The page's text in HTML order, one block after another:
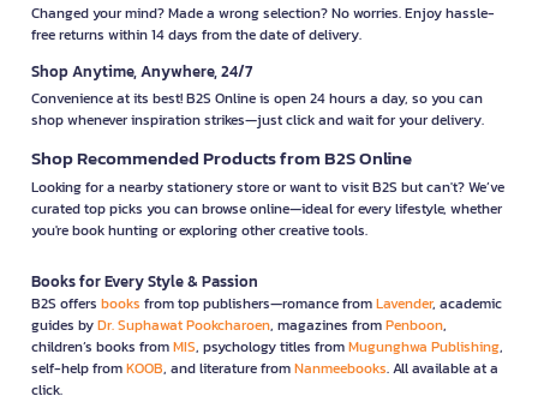
Changed your mind? Made a wrong selection? No worries. Enjoy hassle-
free returns within 14 days from the date of delivery.
Shop Anytime, Anywhere, 24/7
Convenience at its best! B2S Online is open 24 hours a day, so you can
shop whenever inspiration strikes—just click and wait for your delivery.
Shop Recommended Products from B2S Online
Looking for a nearby stationery store or want to visit B2S but can't? We’ve
curated top picks you can browse online—ideal for every lifestyle, whether
you're book hunting or exploring other creative tools.
Books for Every Style & Passion
B2S offers books from top publishers—romance fromLavender, academic
guides byDr. Suphawat Pookcharoen, magazines fromPenboon,
children’s books fromMIS, psychology titles fromMugunghwa Publishing,
self-help fromKOOB, and literature fromNanmeebooks. All available at a
click.